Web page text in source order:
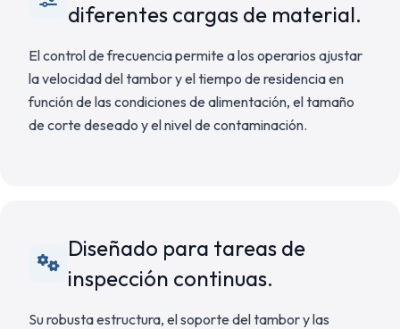
diferentes cargas de material.
El control de frecuencia permite a los operarios ajustar
la velocidad del tambor y el tiempo de residencia en
función de las condiciones de alimentación, el tamaño
de corte deseado y el nivel de contaminación.
Diseñado para tareas de
inspección continuas.
Su robusta estructura, el soporte del tambor y las